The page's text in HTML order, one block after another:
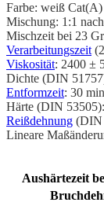
Farbe: weiß
Mischung: 1:1
Mischzeit bei 23
Verarbeitungszeit
Viskosität: 2400 ±
Dichte (DIN
Entformzeit: 30
Härte (DIN
Reißdehnung (DIN
Lineare
Aushärtezeit